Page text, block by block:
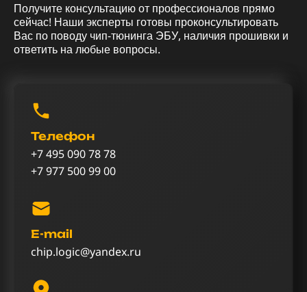
Получите консультацию от профессионалов прямо
сейчас! Наши эксперты готовы проконсультировать
Вас по поводу чип-тюнинга ЭБУ, наличия прошивки и
ответить на любые вопросы.
Телефон
+7 495 090 78 78
+7 977 500 99 00
E-mail
chip.logic@yandex.ru